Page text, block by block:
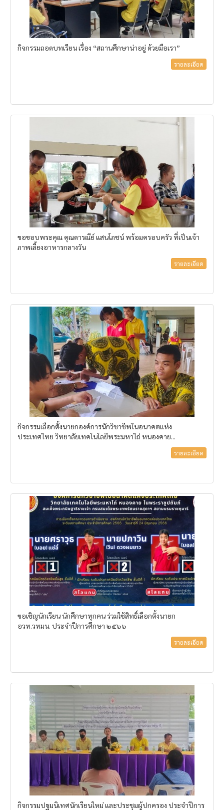
กิจกรรมถอดบทเรียน เรื่อง “สถานศึกษาน่าอยู่ ด้วยมือเรา”
รายละเอียด
ขอขอบพระคุณ คุณดารณีย์ แสนโภชน์ พร้อมครอบครัว ที่เป็นเจ้า
ภาพเลี้ยงอาหารกลางวัน
รายละเอียด
กิจกรรมเลือกตั้งนายกองค์การนักวิชาชีพในอนาคตแห่ง
ประเทศไทย วิทยาลัยเทคโนโลยีพระมหาไถ่ หนองคาย...
รายละเอียด
ขอเชิญนักเรียน นักศึกษาทุกคน ร่วมใช้สิทธิ์เลือกตั้งนายก
อวท.วทมน. ประจำปีการศึกษา ๒๕๖๖
รายละเอียด
กิจกรรมปฐมนิเทศนักเรียนใหม่ และประชุมผู้ปกครอง ประจำปีการ